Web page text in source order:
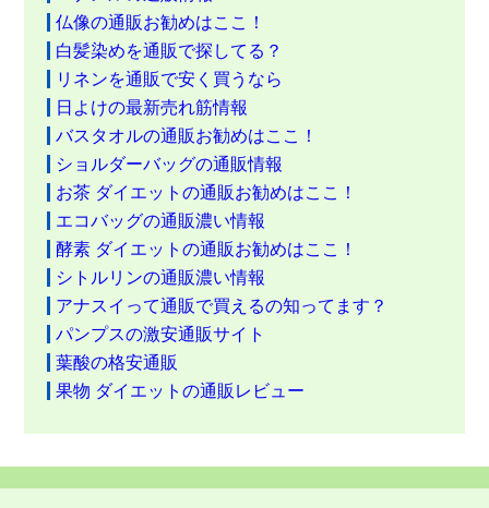
仏像の通販お勧めはここ！
白髪染めを通販で探してる？
リネンを通販で安く買うなら
日よけの最新売れ筋情報
バスタオルの通販お勧めはここ！
ショルダーバッグの通販情報
お茶 ダイエットの通販お勧めはここ！
エコバッグの通販濃い情報
酵素 ダイエットの通販お勧めはここ！
シトルリンの通販濃い情報
アナスイって通販で買えるの知ってます？
パンプスの激安通販サイト
葉酸の格安通販
果物 ダイエットの通販レビュー